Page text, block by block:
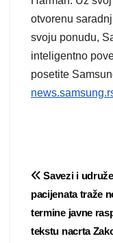
otvorenu
svoju ponudu,
inteligentno
posetite
Post
Savezi i
pacijenata traže
termine javne
tekstu nacrta